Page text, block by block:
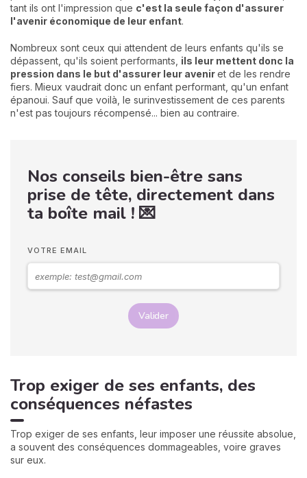
tant ils ont l'impression que c'est la seule façon d'assurer
l'avenir économique de leur enfant.
Nombreux sont ceux qui attendent de leurs enfants qu'ils se
dépassent, qu'ils soient performants, ils leur mettent donc la
pression dans le but d'assurer leur aveniret de les rendre
fiers. Mieux vaudrait donc un enfant performant, qu'un enfant
épanoui. Sauf que voilà, le surinvestissement de ces parents
n'est pas toujours récompensé... bien au contraire.
Nos conseils bien-être sans
prise de tête, directement dans
ta boîte mail ! 💌
VOTRE EMAIL
Valider
Trop exiger de ses enfants, des
conséquences néfastes
Trop exiger de ses enfants, leur imposer une réussite absolue,
a souvent des conséquences dommageables, voire graves
sur eux.